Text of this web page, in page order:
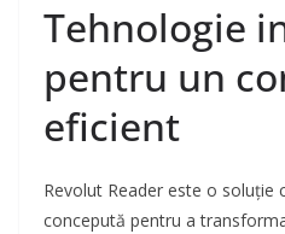
Tehnologie
pentru un
eficient
Revolut Reader este o soluție
concepută pentru a